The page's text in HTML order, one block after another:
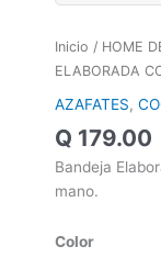
Inicio / HOME
ELABORADA
AZAFATES,
Q 179.00
Bandeja
mano.
Color